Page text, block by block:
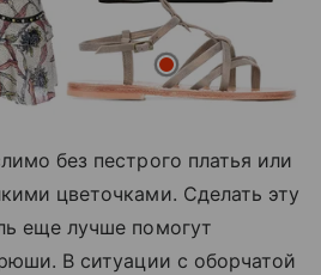
без пестрого платья или
цветочками. Сделать эту
еще лучше помогут
В ситуации с оборчатой